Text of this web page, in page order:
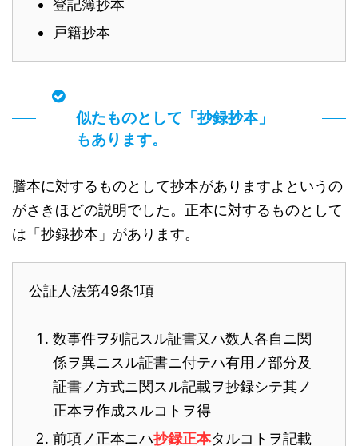
登記簿抄本
戸籍抄本
似たものとして「抄録抄本」
もあります。
謄本に対するものとして抄本がありますよというの
がさきほどの説明でした。正本に対するものとして
は「抄録抄本」があります。
公証人法第49条1項
数事件ヲ列記スル証書又ハ数人各自ニ関
係ヲ異ニスル証書ニ付テハ有用ノ部分及
証書ノ方式ニ関スル記載ヲ抄録シテ其ノ
正本ヲ作成スルコトヲ得
前項ノ正本ニハ抄録正本タルコトヲ記載